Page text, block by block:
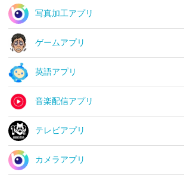
写真加工アプリ
ゲームアプリ
英語アプリ
音楽配信アプリ
テレビアプリ
カメラアプリ